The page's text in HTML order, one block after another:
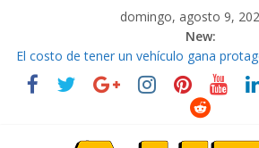
domingo, agosto 9,
New:
La FEDAK recibe 12 Sinotruk Bolden para
Vuelta
El costo de tener un vehículo gana